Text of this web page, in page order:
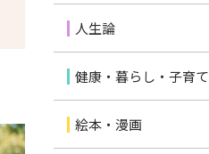
人生論
健康・暮らし・子育て
絵本・漫画